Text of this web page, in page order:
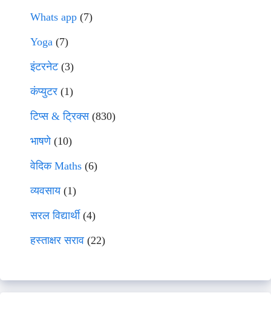
Whats app (7)
Yoga (7)
इंटरनेट(3)
कंप्युटर (1)
टिप्स & ट्रिक्स(830)
भाषणे(10)
वेदिक Maths (6)
व्यवसाय(1)
सरल विद्यार्थी(4)
हस्ताक्षर सराव (22)